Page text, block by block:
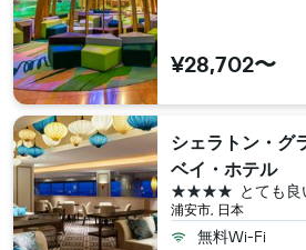
¥28,702〜
シェラトン・グ
ベイ・ホテル
浦安市, 日本
とても良
4つ星
無料Wi-Fi